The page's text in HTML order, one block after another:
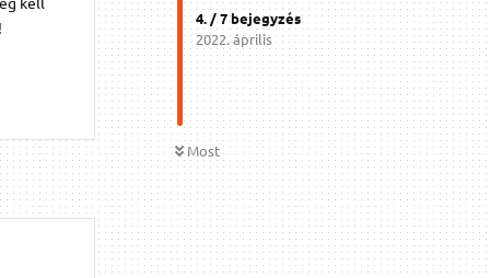
4. /7bejegyzés
2022. április
Most